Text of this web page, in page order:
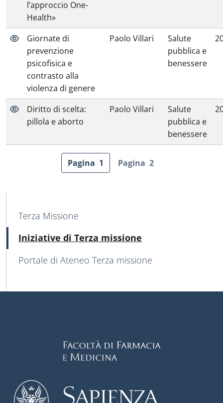
l’approccio One-
Health»
Giornate di
prevenzione
psicofisica e
contrasto alla
violenza di genere
Paolo Villari
Salute
pubblica e
benessere
Diritto di scelta:
pillola e aborto
Paolo Villari
Salute
pubblica e
benessere
Pagina 1 Pagina 2
MENU CEV SECOND NAVIGATION
Terza Missione
Iniziative di Terza missione
Portale di Ateneo Terza missione